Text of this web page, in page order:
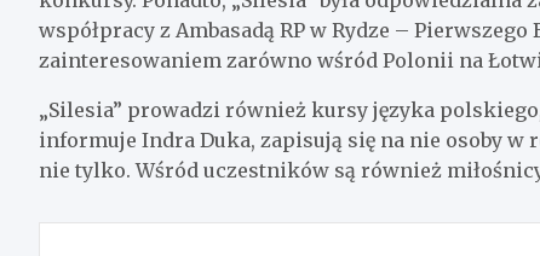
współpracy z Ambasadą RP w Rydze –
zainteresowaniem zarówno wśród Polonii na
„Silesia” prowadzi również kursy języka
informuje Indra Duka, zapisują się na nie osoby
nie tylko. Wśród uczestników są również